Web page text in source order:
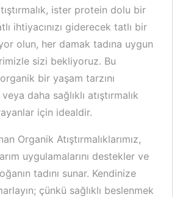
ister protein dolu bir
ihtiyacınızı giderecek tatlı bir
olun, her damak tadına uygun
sizi bekliyoruz. Bu
organik bir yaşam tarzını
daha sağlıklı atıştırmalık
için idealdir.
Organik Atıştırmalıklarımız,
uygulamalarını destekler ve
tadını sunar. Kendinize
çünkü sağlıklı beslenmek